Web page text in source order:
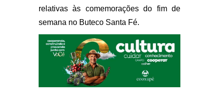
relativas às comemorações do fim de
semana no Buteco Santa Fé.